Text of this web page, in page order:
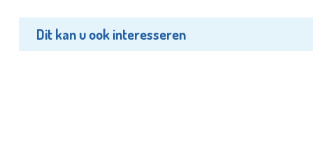
Dit kan u ook interesseren